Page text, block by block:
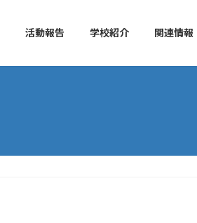
活動報告 学校紹介 関連情報